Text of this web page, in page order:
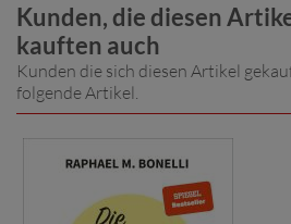
Kunden, die diesen
kauften auch
Kunden die sich diesen Artikel
folgende Artikel.